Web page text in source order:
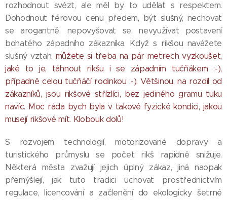
rozhodnout svézt, ale měl by to udělat s respektem.
Dohodnout férovou cenu předem, být slušný, nechovat
se arogantně, nepovyšovat se, nevyužívat postavení
bohatého západního zákazníka. Když s rikšou navážete
slušný vztah, můžete si třeba na pár metrech vyzkoušet,
jaké to je, táhnout rikšu i se západním tučňákem :-),
případně celou tučňáčí rodinkou :-). Většinou, na rozdíl od
zákazníků, jsou rikšové střízlíci, bez jediného gramu tuku
navíc. Moc ráda bych byla v takové fyzické kondici, jakou
musejí rikšové mít. Klobouk dolů!
S rozvojem technologií, motorizované dopravy a
turistického průmyslu se počet rikš rapidně snižuje.
Některá města zvažují jejich úplný zákaz, jiná naopak
přemýšlejí, jak tuto tradici uchovat prostřednictvím
regulace, licencování a začlenění do ekologicky šetrné